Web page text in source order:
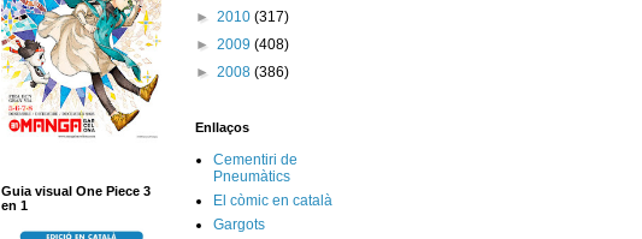
Guia visual One Piece 3
en 1
► 2010 (317)
► 2009 (408)
► 2008 (386)
Enllaços
Cementiri de
Pneumàtics
El còmic en català
Gargots